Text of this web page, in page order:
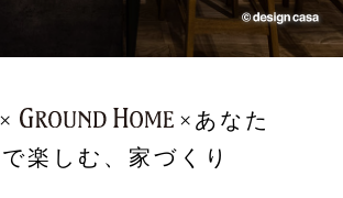
×あなた
楽しむ、家づくり